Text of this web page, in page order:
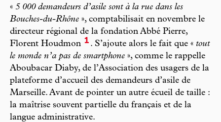
« 5 000 demandeurs d’asile sont à la rue dans les
Bouches-du-Rhône », comptabilisait en novembre le
directeur régional de la fondation Abbé Pierre,
Florent Houdmon 1 . S’ajoute alors le fait que « tout
le monde n’a pas de smartphone », comme le rappelle
Aboubacar Diaby, de l’Association des usagers de la
plateforme d’accueil des demandeurs d’asile de
Marseille. Avant de pointer un autre écueil de taille :
la maîtrise souvent partielle du français et de la
langue administrative.